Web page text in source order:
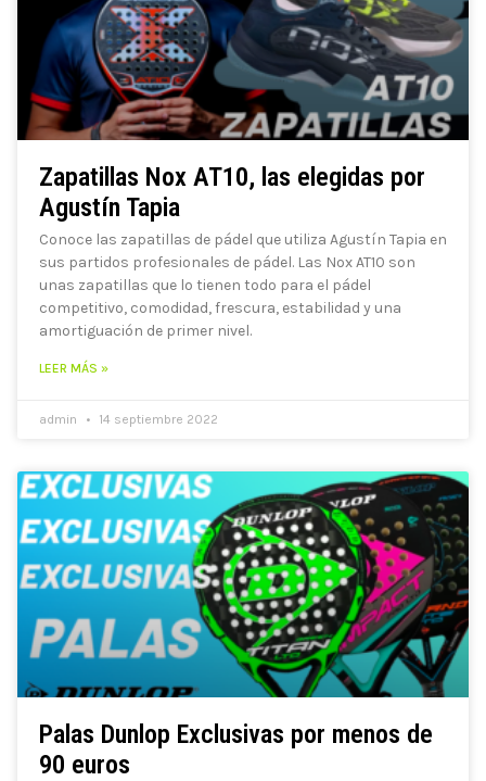
Zapatillas Nox AT10, las elegidas por
Agustín Tapia
Conoce las zapatillas de pádel que utiliza Agustín Tapia en
sus partidos profesionales de pádel. Las Nox AT10 son
unas zapatillas que lo tienen todo para el pádel
competitivo, comodidad, frescura, estabilidad y una
amortiguación de primer nivel.
LEER MÁS »
admin 14 septiembre 2022
Palas Dunlop Exclusivas por menos de
90 euros